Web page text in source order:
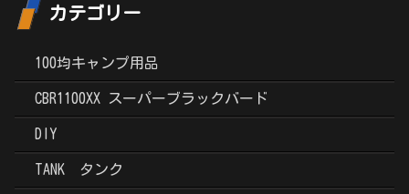
カテゴリー
100均キャンプ用品
CBR1100XX スーパーブラックバード
DIY
TANK タンク